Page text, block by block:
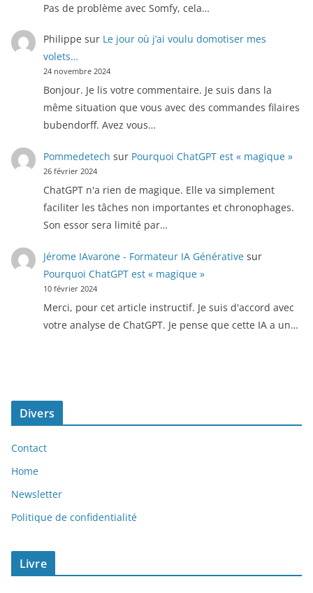
Pas de problème avec Somfy, cela…
Philippe sur Le jour où j’ai voulu domotiser mes
volets…
24 novembre 2024
Bonjour. Je lis votre commentaire. Je suis dans la
même situation que vous avec des commandes filaires
bubendorff. Avez vous…
Pommedetech sur Pourquoi ChatGPT est « magique »
26 février 2024
ChatGPT n'a rien de magique. Elle va simplement
faciliter les tâches non importantes et chronophages.
Son essor sera limité par…
Jérome IAvarone - Formateur IA Générativesur
Pourquoi ChatGPT est « magique »
10 février 2024
Merci, pour cet article instructif. Je suis d'accord avec
votre analyse de ChatGPT. Je pense que cette IA a un…
Divers
Contact
Home
Newsletter
Politique de confidentialité
Livre